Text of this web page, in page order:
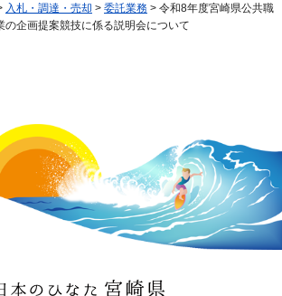
入札・調達・売却 > 委託業務 > 令和8年度宮崎県公共職
の企画提案競技に係る説明会について
本のひなた 宮崎県